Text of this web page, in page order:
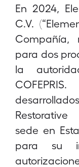
En 2024,
C.V.
Compañía,
para dos
la
sede en
para su